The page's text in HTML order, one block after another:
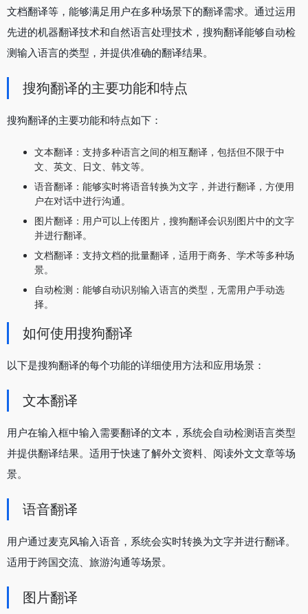
文档翻译等，能够满足用户在多种场景下的翻译需求。通过运用
先进的机器翻译技术和自然语言处理技术，搜狗翻译能够自动检
测输入语言的类型，并提供准确的翻译结果。
搜狗翻译的主要功能和特点
搜狗翻译的主要功能和特点如下：
文本翻译：支持多种语言之间的相互翻译，包括但不限于中
文、英文、日文、韩文等。
语音翻译：能够实时将语音转换为文字，并进行翻译，方便用
户在对话中进行沟通。
图片翻译：用户可以上传图片，搜狗翻译会识别图片中的文字
并进行翻译。
文档翻译：支持文档的批量翻译，适用于商务、学术等多种场
景。
自动检测：能够自动识别输入语言的类型，无需用户手动选
择。
如何使用搜狗翻译
以下是搜狗翻译的每个功能的详细使用方法和应用场景：
文本翻译
用户在输入框中输入需要翻译的文本，系统会自动检测语言类型
并提供翻译结果。适用于快速了解外文资料、阅读外文文章等场
景。
语音翻译
用户通过麦克风输入语音，系统会实时转换为文字并进行翻译。
适用于跨国交流、旅游沟通等场景。
图片翻译